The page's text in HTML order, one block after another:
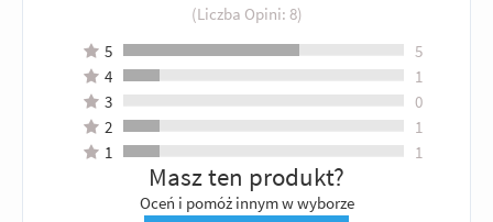
(Liczba Opini: 8)
5
5
4
1
3
0
2
1
1
1
Masz ten produkt?
Oceń i pomóż innym w wyborze